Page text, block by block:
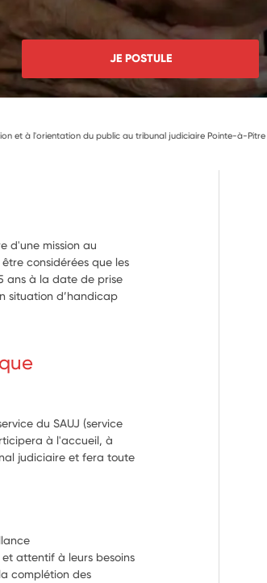
JE POSTULE
et à l'orientation du public au tribunal judiciaire Pointe-à-Pitre
d'une mission au
considérées que les
ans à la date de prise
situation d’handicap
du SAUJ (service
à l'accueil, à
judiciaire et fera toute
attentif à leurs besoins
complétion des